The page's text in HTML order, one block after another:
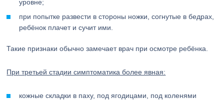
уровне;
при попытке развести в стороны ножки, согнутые в бедрах,
ребёнок плачет и сучит ими.
Такие признаки обычно замечает врач при осмотре ребёнка.
При третьей стадии симптоматика более явная:
кожные складки в паху, под ягодицами, под коленями